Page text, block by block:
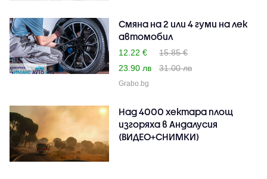
Смяна на 2 или 4 гуми на лек
автомобил
12.22 €
15.85 €
23.90 лв
31.00 лв
Grabo.bg
Над 4000 хектара площ
изгоряха в Андалусия
(ВИДЕО+СНИМКИ)